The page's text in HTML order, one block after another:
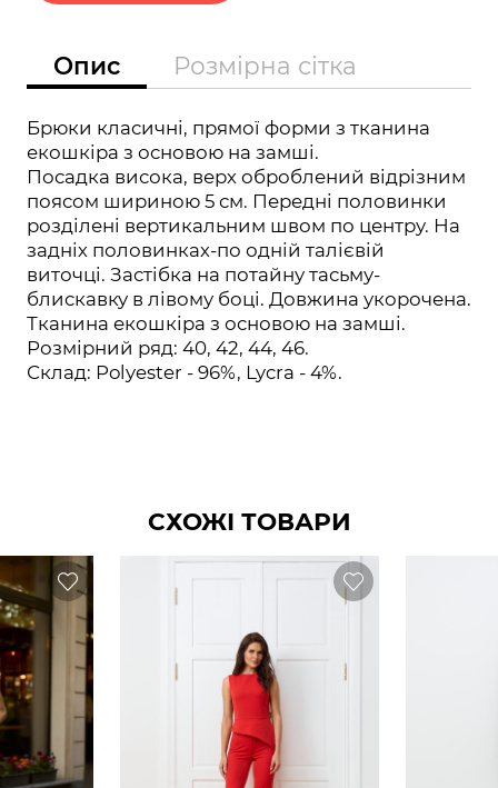
Опис Розмірна сітка
Брюки класичні, прямої форми з тканина
екошкіра з основою на замші.
Посадка висока, верх оброблений відрізним
поясом шириною 5 см. Передні половинки
розділені вертикальним швом по центру. На
задніх половинках-по одній талієвій
виточці. Застібка на потайну тасьму-
блискавку в лівому боці. Довжина укорочена.
Тканина екошкіра з основою на замші.
Розмірний ряд: 40, 42, 44, 46.
Склад: Polyester - 96%, Lycra - 4%.
СХОЖІ ТОВАРИ